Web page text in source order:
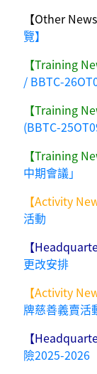
【Other News
覽】
【Training
/ BBTC-
【Training
(BBTC-
【Training
中期會議」
【Activity
活動
【
更改安排
【Activity
牌慈善義賣活
【
險2025-2026